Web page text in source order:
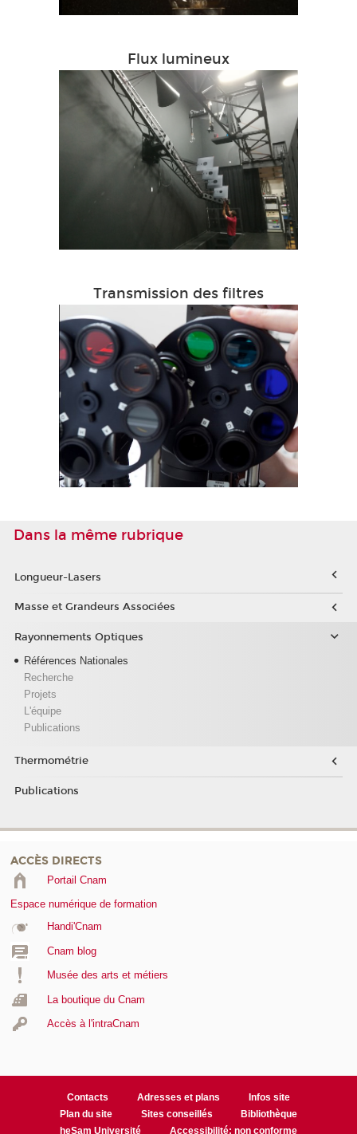
Flux lumineux
Transmission des filtres
Dans la même rubrique
Longueur-Lasers
Masse et Grandeurs Associées
Rayonnements Optiques
Références Nationales
Recherche
Projets
L'équipe
Publications
Thermométrie
Publications
ACCÈS DIRECTS
Portail Cnam
Espace numérique de formation
Handi'Cnam
Cnam blog
Musée des arts et métiers
La boutique du Cnam
Accès à l'intraCnam
Contacts Adresses et plans
Infos site
Plan du site
Sites conseillés
Bibliothèque
heSam Université
Accessibilité: non conforme